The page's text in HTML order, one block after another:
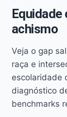
Equidade
achismo
Veja o gap
raça e
escolaridade
diagnóstico
benchmarks